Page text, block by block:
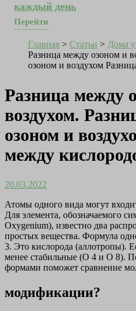
каждый день
Перейти
Главная > Статьи > Дома
Разница между озоном и
озоном и воздухом
Разница между
воздухом.
озоном и
между
20.03.2022
Атомы одного вида могут
Для элемента, обозначаемого
Oxygenium), известно два
простых вещества. Формула
3. Это кислорода (аллотропы).
менее стабильные (O 4 и O 8).
формами поможет сравнение
модификации?